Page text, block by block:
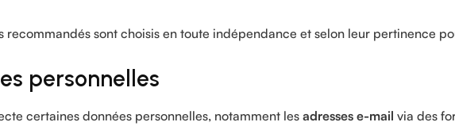
recommandés sont choisis en toute indépendance et selon leur pertinence
personnelles
certaines données personnelles, notamment les adresses e-mail via des